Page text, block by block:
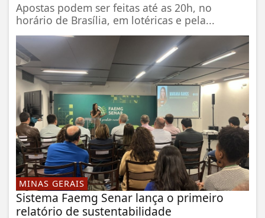
Apostas podem ser feitas até as 20h, no
horário de Brasília, em lotéricas e pela...
MINAS GERAIS
Sistema Faemg Senar lança o primeiro
relatório de sustentabilidade